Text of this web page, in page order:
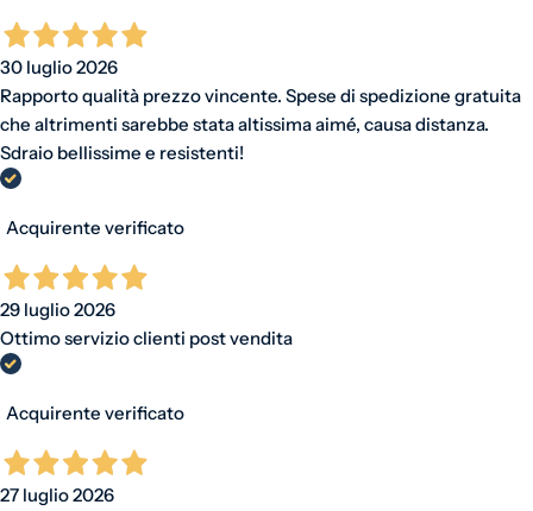
30 luglio 2026
Rapporto qualità prezzo vincente. Spese di spedizione gratuita
che altrimenti sarebbe stata altissima aimé, causa distanza.
Sdraio bellissime e resistenti!
Acquirente verificato
29 luglio 2026
Ottimo servizio clienti post vendita
Acquirente verificato
27 luglio 2026